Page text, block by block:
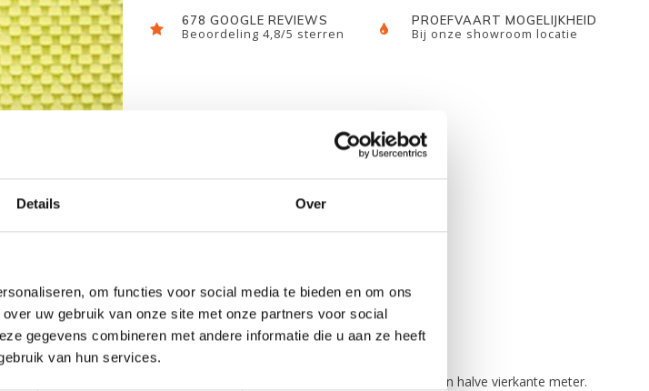
Details Over
om functies voor social media te bieden en om ons
uw gebruik van onze site met onze partners voor social
gegevens combineren met andere informatie die u aan ze heeft
van hun services.
678 GOOGLE REVIEWS
Beoordeling 4,8/5 sterren
PROEFVAART MOGELIJKHEID
Bij onze showroom locatie
dikte van 200 gram per vierkante meter en een totale oppervlakte van een halve vierkante meter.